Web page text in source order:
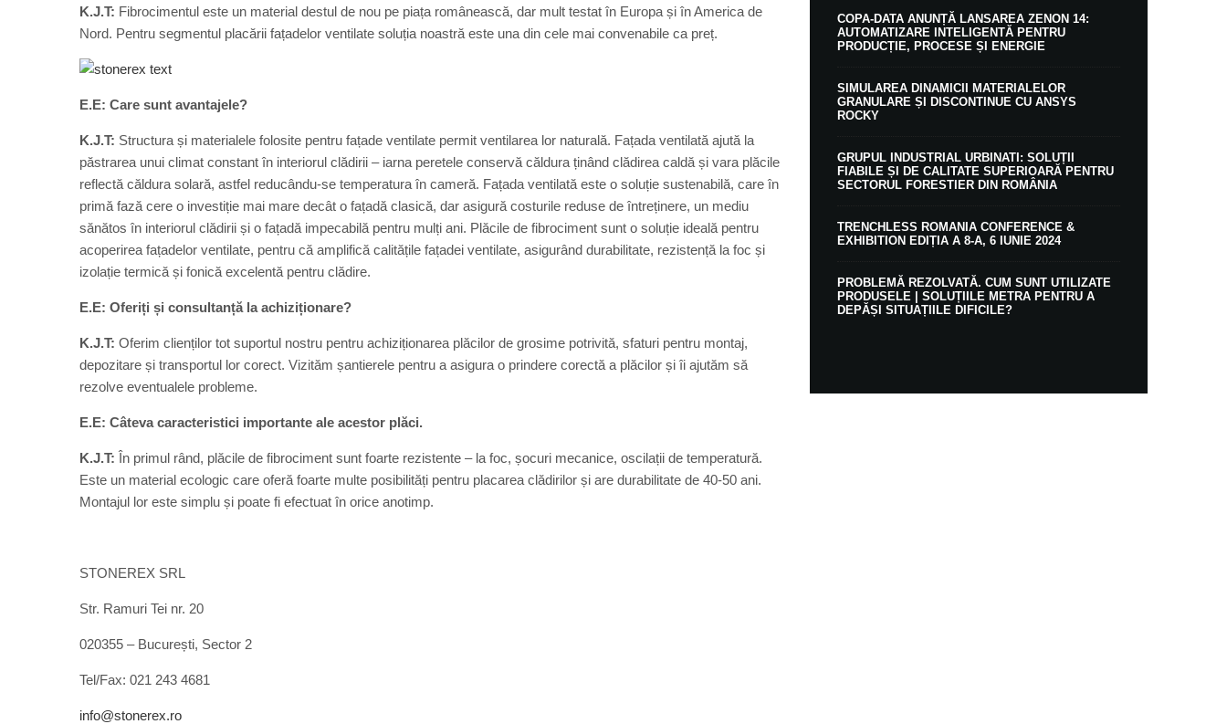
K.J.T: Fibrocimentul este un material destul de nou pe piața românească, dar mult testat în Europa și în America de
Nord. Pentru segmentul placării fațadelor ventilate soluția noastră este una din cele mai convenabile ca preț.
E.E: Care sunt avantajele?
K.J.T: Structura și materialele folosite pentru fațade ventilate permit ventilarea lor naturală. Fațada ventilată ajută la
păstrarea unui climat constant în interiorul clădirii – iarna peretele conservă căldura ținând clădirea caldă și vara plăcile
reflectă căldura solară, astfel reducându-se temperatura în cameră. Fațada ventilată este o soluție sustenabilă, care în
primă fază cere o investiție mai mare decât o fațadă clasică, dar asigură costurile reduse de întreținere, un mediu
sănătos în interiorul clădirii și o fațadă impecabilă pentru mulți ani. Plăcile de fibrociment sunt o soluție ideală pentru
acoperirea fațadelor ventilate, pentru că amplifică calitățile fațadei ventilate, asigurând durabilitate, rezistență la foc și
izolație termică și fonică excelentă pentru clădire.
E.E: Oferiți și consultanță la achiziționare?
K.J.T: Oferim clienților tot suportul nostru pentru achiziționarea plăcilor de grosime potrivită, sfaturi pentru montaj,
depozitare și transportul lor corect. Vizităm șantierele pentru a asigura o prindere corectă a plăcilor și îi ajutăm să
rezolve eventualele probleme.
E.E: Câteva caracteristici importante ale acestor plăci.
K.J.T: În primul rând, plăcile de fibrociment sunt foarte rezistente – la foc, șocuri mecanice, oscilații de temperatură.
Este un material ecologic care oferă foarte multe posibilități pentru placarea clădirilor și are durabilitate de 40-50 ani.
Montajul lor este simplu și poate fi efectuat în orice anotimp.
STONEREX SRL
Str. Ramuri Tei nr. 20
020355 – București, Sector 2
Tel/Fax: 021 243 4681
info@stonerex.ro
COPA-DATA ANUNȚĂ LANSAREA ZENON 14:
AUTOMATIZARE INTELIGENTĂ PENTRU
PRODUCȚIE, PROCESE ȘI ENERGIE
SIMULAREA DINAMICII MATERIALELOR
GRANULARE ȘI DISCONTINUE CU ANSYS
ROCKY
GRUPUL INDUSTRIAL URBINATI: SOLUȚII
FIABILE ȘI DE CALITATE SUPERIOARĂ PENTRU
SECTORUL FORESTIER DIN ROMÂNIA
TRENCHLESS ROMANIA CONFERENCE &
EXHIBITION EDIȚIA A 8-A, 6 IUNIE 2024
PROBLEMĂ REZOLVATĂ. CUM SUNT UTILIZATE
PRODUSELE | SOLUȚIILE METRA PENTRU A
DEPĂȘI SITUAȚIILE DIFICILE?